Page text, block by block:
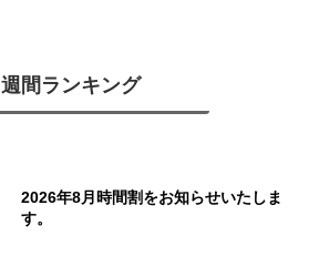
週間ランキング
2026年8月時間割をお知らせいたしま
す。